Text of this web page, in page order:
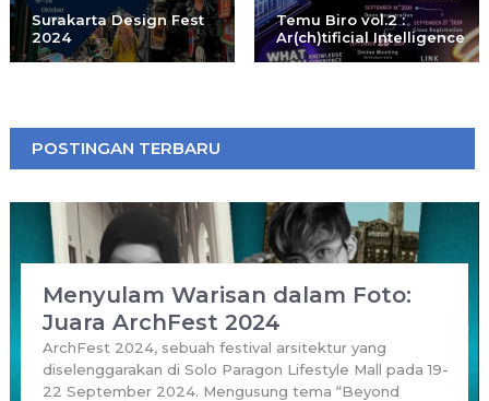
Surakarta Design Fest
2024
Temu Biro vol.2 :
Ar(ch)tificial Intelligence
POSTINGAN TERBARU
Menyulam Warisan dalam Foto:
Juara ArchFest 2024
ArchFest 2024, sebuah festival arsitektur yang
diselenggarakan di Solo Paragon Lifestyle Mall pada 19-
22 September 2024. Mengusung tema “Beyond